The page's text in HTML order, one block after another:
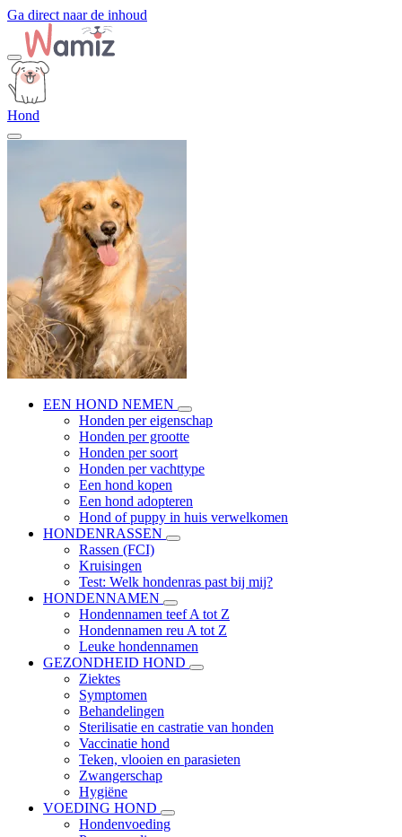
Ga direct naar de inhoud
Hond
EEN HOND NEMEN
Honden per eigenschap
Honden per grootte
Honden per soort
Honden per vachttype
Een hond kopen
Een hond adopteren
Hond of puppy in huis verwelkomen
HONDENRASSEN
Rassen (FCI)
Kruisingen
Test: Welk hondenras past bij mij?
HONDENNAMEN
Hondennamen teef A tot Z
Hondennamen reu A tot Z
Leuke hondennamen
GEZONDHEID HOND
Ziektes
Symptomen
Behandelingen
Sterilisatie en castratie van honden
Vaccinatie hond
Teken, vlooien en parasieten
Zwangerschap
Hygiëne
VOEDING HOND
Hondenvoeding